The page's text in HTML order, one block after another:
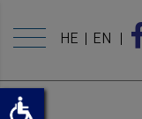
HE EN